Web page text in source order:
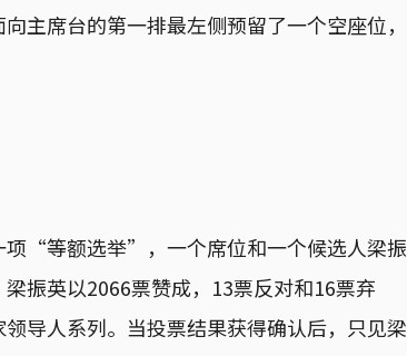
主席台的第一排最左侧预留了一个空座位，
项“等额选举”，一个席位和一个候选人梁振
振英以2066票赞成，13票反对和16票弃
导人系列。当投票结果获得确认后，只见梁